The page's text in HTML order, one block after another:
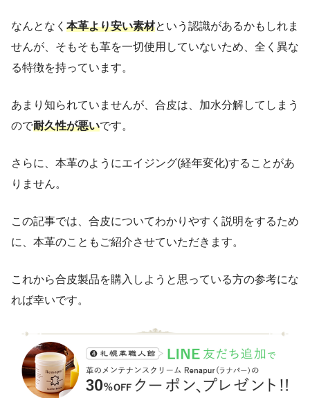
なんとなく 本革より安い素材という認識があるかもしれま
せんが、そもそも革を一切使用していないため、全く異な
る特徴を持っています。
あまり知られていませんが、合皮は、加水分解してしまう
ので耐久性が悪いです。
さらに、本革のようにエイジング(経年変化)することがあ
りません。
この記事では、合皮についてわかりやすく説明をするため
に、本革のこともご紹介させていただきます。
これから合皮製品を購入しようと思っている方の参考にな
れば幸いです。